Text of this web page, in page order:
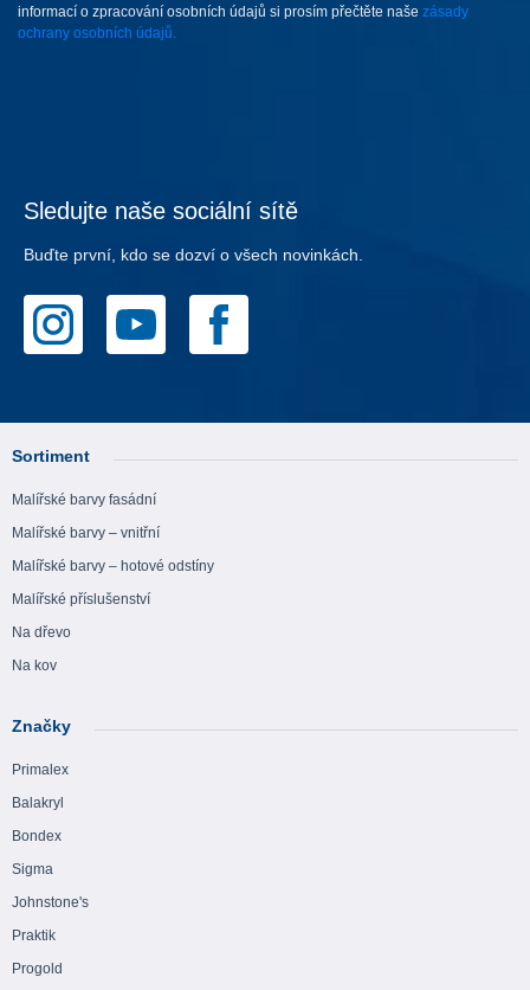
informací o zpracování osobních údajů si prosím přečtěte naše zásady
ochrany osobních údajů.
Sledujte naše sociální sítě
Buďte první, kdo se dozví o všech novinkách.
Sortiment
Malířské barvy fasádní
Malířské barvy – vnitřní
Malířské barvy – hotové odstíny
Malířské příslušenství
Na dřevo
Na kov
Značky
Primalex
Balakryl
Bondex
Sigma
Johnstone's
Praktik
Progold